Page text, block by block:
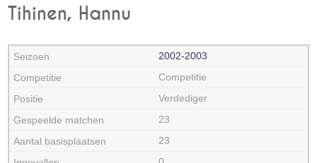
Tihinen, Hannu
2002‑2003
Competitie
Verdediger
23
23